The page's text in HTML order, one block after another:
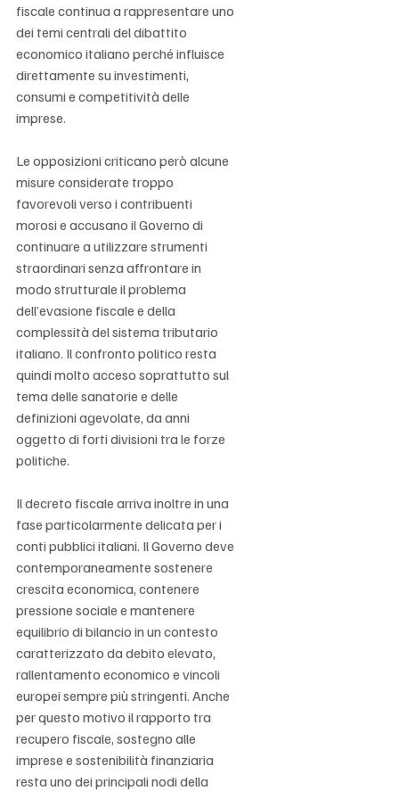
fiscale continua a rappresentare uno
dei temi centrali del dibattito
economico italiano perché influisce
direttamente su investimenti,
consumi e competitività delle
imprese.
Le opposizioni criticano però alcune
misure considerate troppo
favorevoli verso i contribuenti
morosi e accusano il Governo di
continuare a utilizzare strumenti
straordinari senza affrontare in
modo strutturale il problema
dell’evasione fiscale e della
complessità del sistema tributario
italiano. Il confronto politico resta
quindi molto acceso soprattutto sul
tema delle sanatorie e delle
definizioni agevolate, da anni
oggetto di forti divisioni tra le forze
politiche.
Il decreto fiscale arriva inoltre in una
fase particolarmente delicata per i
conti pubblici italiani. Il Governo deve
contemporaneamente sostenere
crescita economica, contenere
pressione sociale e mantenere
equilibrio di bilancio in un contesto
caratterizzato da debito elevato,
rallentamento economico e vincoli
europei sempre più stringenti. Anche
per questo motivo il rapporto tra
recupero fiscale, sostegno alle
imprese e sostenibilità finanziaria
resta uno dei principali nodi della